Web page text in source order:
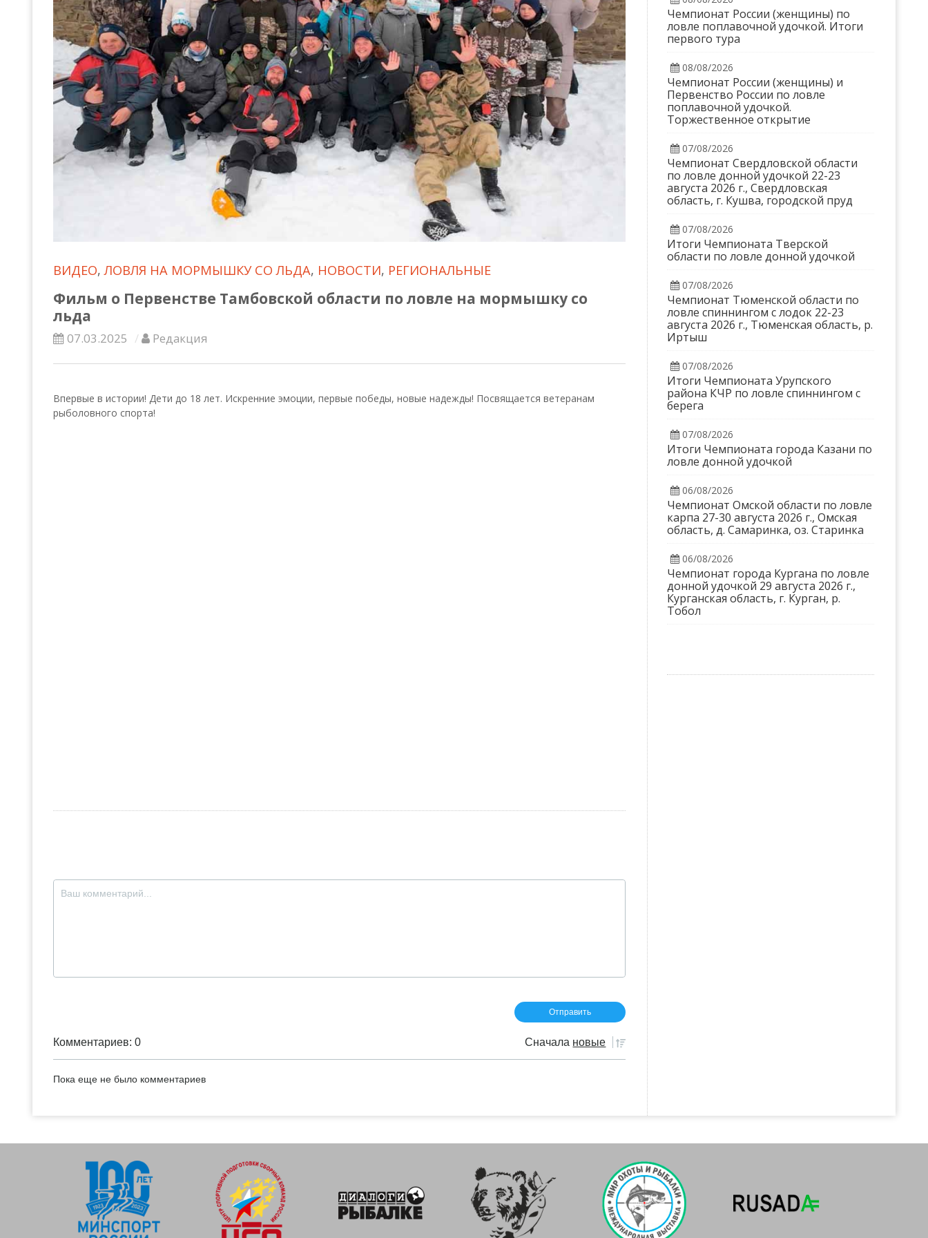
ВИДЕО,ЛОВЛЯ НА МОРМЫШКУ СО ЛЬДА, НОВОСТИ, РЕГИОНАЛЬНЫЕ
Фильм о Первенстве Тамбовской области по ловле на мормышку со
льда
07.03.2025 Редакция
Впервые в истории! Дети до 18 лет. Искренние эмоции, первые победы, новые надежды! Посвящается ветеранам
рыболовного спорта!
Комментариев: 0 Сначала новые
Пока еще не было комментариев
Чемпионат России (женщины) по
ловле поплавочной удочкой. Итоги
первого тура
08/08/2026
Чемпионат России (женщины) и
Первенство России по ловле
поплавочной удочкой.
Торжественное открытие
07/08/2026
Чемпионат Свердловской области
по ловле донной удочкой 22-23
августа 2026 г., Свердловская
область, г. Кушва, городской пруд
07/08/2026
Итоги Чемпионата Тверской
области по ловле донной удочкой
07/08/2026
Чемпионат Тюменской области по
ловле спиннингом с лодок 22-23
августа 2026 г., Тюменская область, р.
Иртыш
07/08/2026
Итоги Чемпионата Урупского
района КЧР по ловле спиннингом с
берега
07/08/2026
Итоги Чемпионата города Казани по
ловле донной удочкой
06/08/2026
Чемпионат Омской области по ловле
карпа 27-30 августа 2026 г., Омская
область, д. Самаринка, оз. Старинка
06/08/2026
Чемпионат города Кургана по ловле
донной удочкой 29 августа 2026 г.,
Курганская область, г. Курган, р.
Тобол
Всероссийские правила
Судейские документы